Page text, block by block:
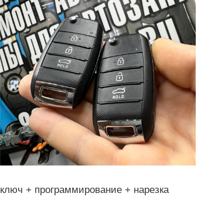
ключ + программирование + нарезка